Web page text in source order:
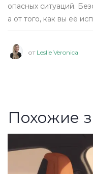
опасных ситуаций.
а от того, как вы её
от Leslie Veronica
Похожие